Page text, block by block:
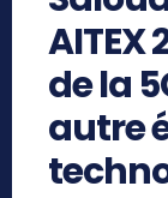
AITEX
de la
autre